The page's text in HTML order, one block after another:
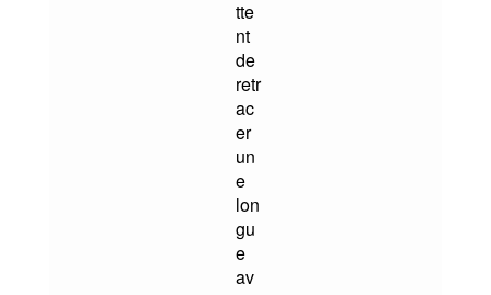
tte
nt
de
retr
ac
er
un
e
lon
gu
e
av